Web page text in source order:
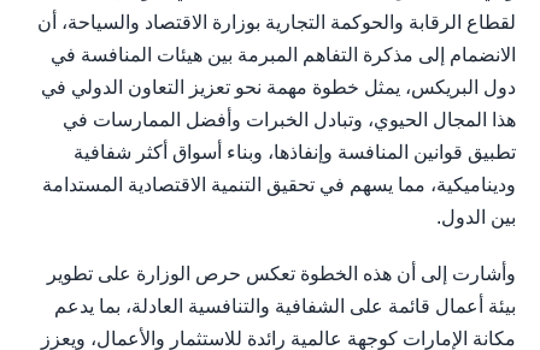
لقطاع الرقابة والحوكمة التجارية بوزارة الاقتصاد والسياحة، أن
الانضمام إلى مذكرة التفاهم المبرمة بين هيئات المنافسة في
دول البريكس، يمثل خطوة مهمة نحو تعزيز التعاون الدولي في
هذا المجال الحيوي، وتبادل الخبرات وأفضل الممارسات في
تطبيق قوانين المنافسة وإنفاذها، وبناء أسواق أكثر شفافية
وديناميكية، مما يسهم في تحقيق التنمية الاقتصادية المستدامة
بين الدول.
وأشارت إلى أن هذه الخطوة تعكس حرص الوزارة على تطوير
بيئة أعمال قائمة على الشفافية والتنافسية العادلة، بما يدعم
مكانة الإمارات كوجهة عالمية رائدة للاستثمار والأعمال، ويعزز